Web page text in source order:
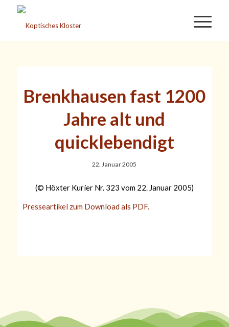
Brenkhausen fast 1200
Jahre alt und
quicklebendigt
22. Januar 2005
(© Höxter Kurier Nr. 323 vom 22. Januar 2005)
Presseartikel zum Download als PDF.